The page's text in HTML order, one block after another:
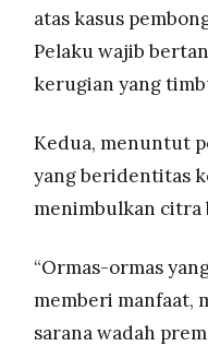
atas kasus
Pelaku wajib
kerugian yang
Kedua, menuntut
yang beridentitas
menimbulkan
“Ormas-ormas
memberi manfaat,
sarana wadah